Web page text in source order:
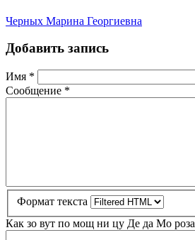
Черных Марина Георгиевна
Добавить запись
Имя *
Сообщение *
Формат текста
Как зо вут по мощ ни цу Де да Мо роза